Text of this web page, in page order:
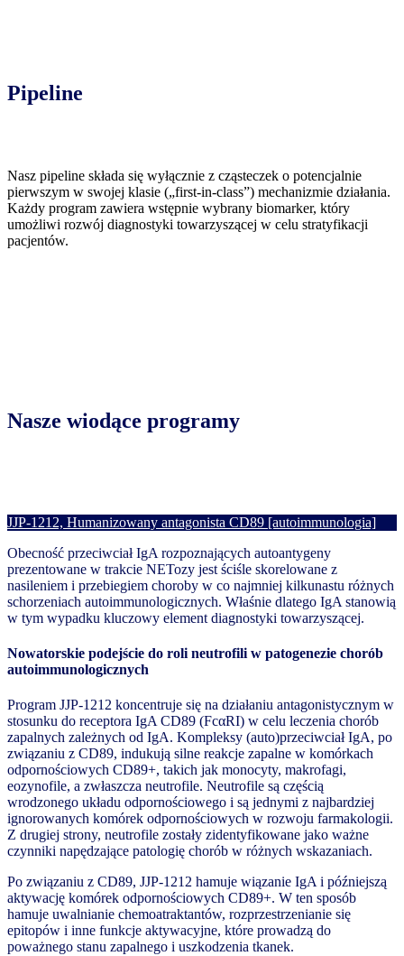
Pipeline
Nasz pipeline składa się wyłącznie z cząsteczek o potencjalnie
pierwszym w swojej klasie („first-in-class”) mechanizmie działania.
Każdy program zawiera wstępnie wybrany biomarker, który
umożliwi rozwój diagnostyki towarzyszącej w celu stratyfikacji
pacjentów.
Nasze wiodące programy
JJP-1212, Humanizowany antagonista CD89 [autoimmunologia]
Obecność przeciwciał IgA rozpoznających autoantygeny
prezentowane w trakcie NETozy jest ściśle skorelowane z
nasileniem i przebiegiem choroby w co najmniej kilkunastu różnych
schorzeniach autoimmunologicznych. Właśnie dlatego IgA stanowią
w tym wypadku kluczowy element diagnostyki towarzyszącej.
Nowatorskie podejście do roli neutrofili w patogenezie chorób
autoimmunologicznych
Program JJP-1212 koncentruje się na działaniu antagonistycznym w
stosunku do receptora IgA CD89 (FcαRI) w celu leczenia chorób
zapalnych zależnych od IgA. Kompleksy (auto)przeciwciał IgA, po
związaniu z CD89, indukują silne reakcje zapalne w komórkach
odpornościowych CD89+, takich jak monocyty, makrofagi,
eozynofile, a zwłaszcza neutrofile. Neutrofile są częścią
wrodzonego układu odpornościowego i są jednymi z najbardziej
ignorowanych komórek odpornościowych w rozwoju farmakologii.
Z drugiej strony, neutrofile zostały zidentyfikowane jako ważne
czynniki napędzające patologię chorób w różnych wskazaniach.
Po związaniu z CD89, JJP-1212 hamuje wiązanie IgA i późniejszą
aktywację komórek odpornościowych CD89+. W ten sposób
hamuje uwalnianie chemoatraktantów, rozprzestrzenianie się
epitopów i inne funkcje aktywacyjne, które prowadzą do
poważnego stanu zapalnego i uszkodzenia tkanek.